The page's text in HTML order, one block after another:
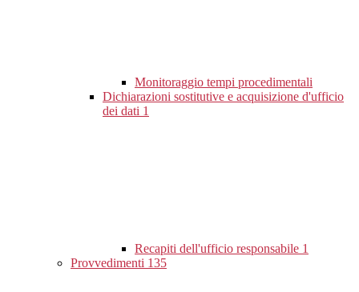
Monitoraggio tempi procedimentali
Dichiarazioni sostitutive e acquisizione d'ufficio
dei dati 1
Recapiti dell'ufficio responsabile 1
Provvedimenti 135